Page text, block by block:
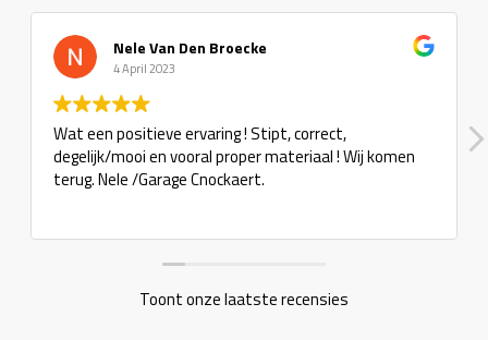
Nele Van Den Broecke
4 April 2023
Wat een positieve ervaring ! Stipt, correct,
degelijk/mooi en vooral proper materiaal ! Wij komen
terug. Nele /Garage Cnockaert.
Toont onze laatste recensies